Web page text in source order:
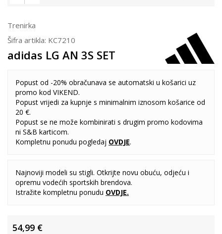
Trenirka
Šifra artikla: KC7210
adidas LG AN 3S SET
Popust od -20% obračunava se automatski u košarici uz
promo kod VIKEND.
Popust vrijedi za kupnje s minimalnim iznosom košarice od
20 €.
Popust se ne može kombinirati s drugim promo kodovima
ni S&B karticom.
Kompletnu ponudu pogledaj OVDJE.
Najnoviji modeli su stigli. Otkrijte novu obuću, odjeću i
opremu vodećih sportskih brendova.
Istražite kompletnu ponudu OVDJE.
54,99 €